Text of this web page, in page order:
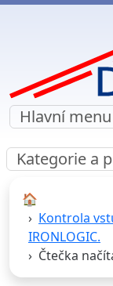
Hlavní menu
Kategorie a
🏠︎
Kontrola
IRONLOGIC.
Čtečka